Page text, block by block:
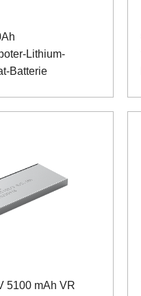
Lithium-
Batterie
5100 mAh VR